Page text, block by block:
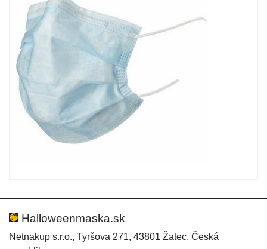
Halloweenmaska.sk
Netnakup s.r.o., Tyršova 271, 43801 Žatec, Česká